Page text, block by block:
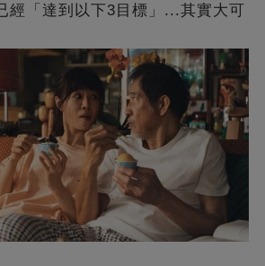
經「達到以下3目標」...其實大可